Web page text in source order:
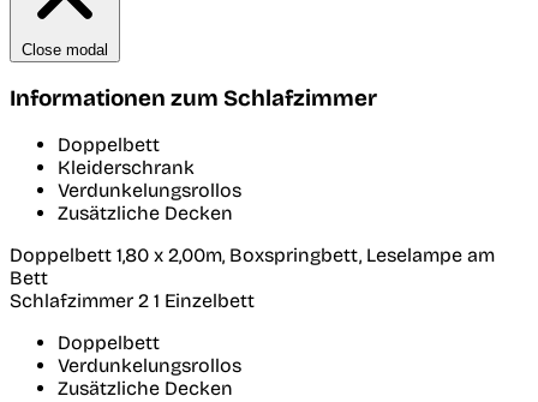
Close modal
Informationen zum Schlafzimmer
Doppelbett
Kleiderschrank
Verdunkelungsrollos
Zusätzliche Decken
Doppelbett 1,80 x 2,00m, Boxspringbett, Leselampe am
Bett
Schlafzimmer 2 1 Einzelbett
Doppelbett
Verdunkelungsrollos
Zusätzliche Decken